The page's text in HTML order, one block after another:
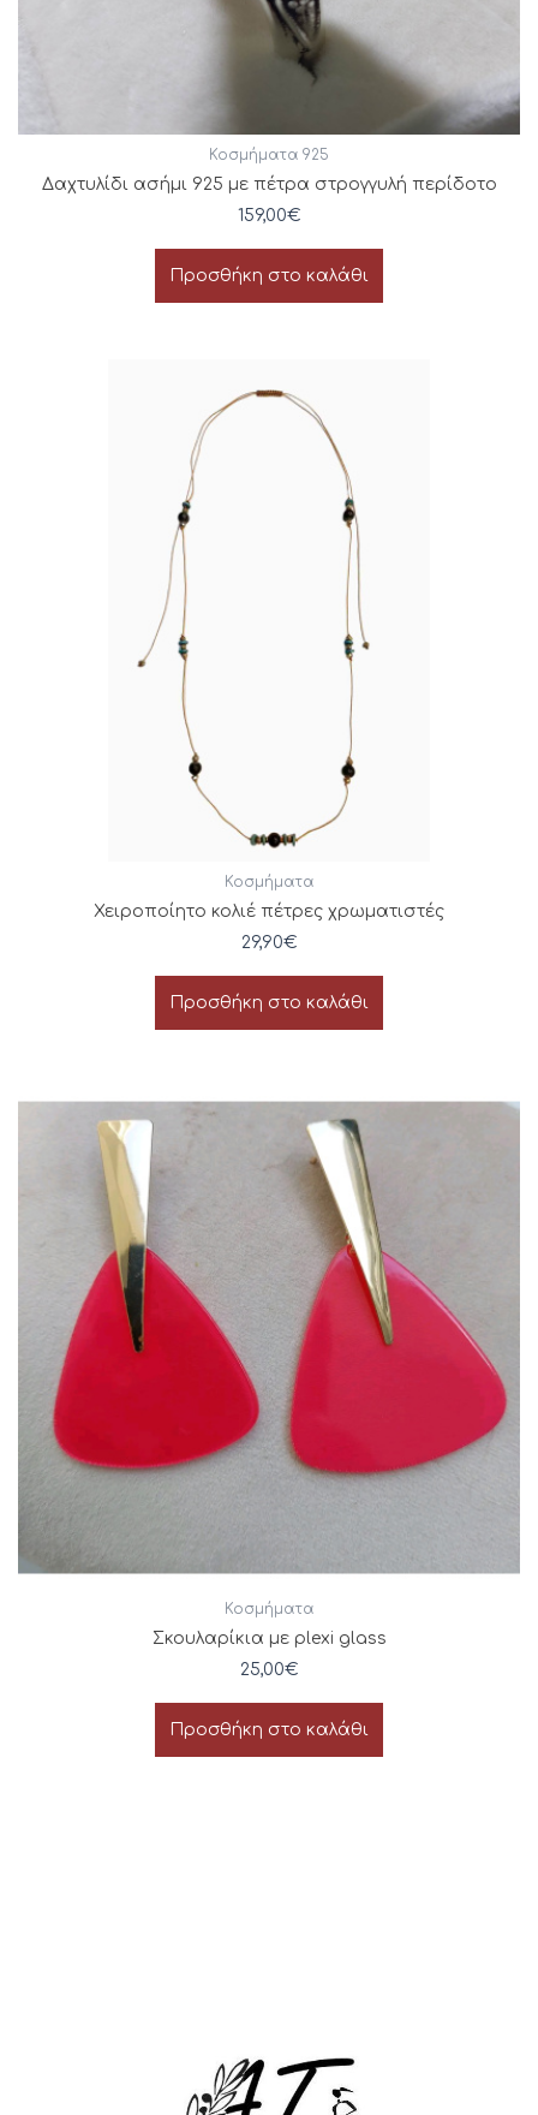
Κοσμήματα 925
Δαχτυλίδι ασήμι 925 με πέτρα στρογγυλή περίδοτο
159,00€
Προσθήκη στο καλάθι
Κοσμήματα
Χειροποίητο κολιέ πέτρες χρωματιστές
29,90€
Προσθήκη στο καλάθι
Κοσμήματα
Σκουλαρίκια με plexi glass
25,00€
Προσθήκη στο καλάθι